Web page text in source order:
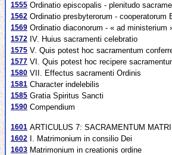
1555 Ordinatio episcopalis - plenitudo
1562 Ordinatio presbyterorum - cooperatorum
1569 Ordinatio diaconorum - « ad ministerium
1572 IV. Huius sacramenti celebratio
1575 V. Quis potest hoc sacramentum
1577 VI. Quis potest hoc recipere
1580 VII. Effectus sacramenti Ordinis
1581 Character indelebilis
1585 Gratia Spiritus Sancti
1590 Compendium
1601 ARTICULUS 7: SACRAMENTUM
1602 I. Matrimonium in consilio Dei
1603 Matrimonium in creationis ordine